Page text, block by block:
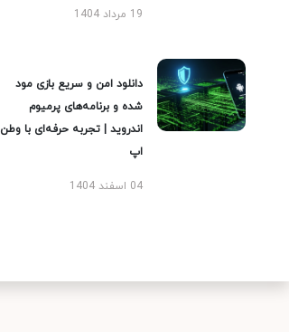
19 مرداد 1404
دانلود امن و سریع بازی مود
شده و برنامه‌های پرمیوم
اندروید | تجربه حرفه‌ای با وطن
اپ
04 اسفند 1404